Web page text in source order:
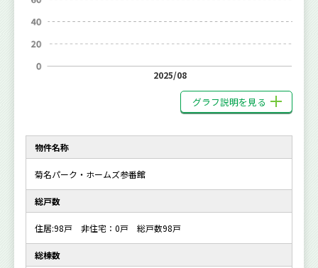
2025/08
グラフ説明を見る
物件名称
菊名パーク・ホームズ参番館
総戸数
住居:98戸 非住宅：0戸 総戸数98戸
総棟数